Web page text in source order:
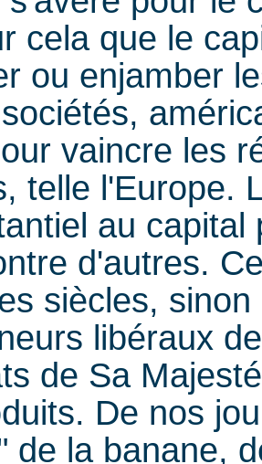
cela que le
ou enjamber
vaincre les
telle l'Europe.
au
d'autres.
siècles,
libéraux
de Sa
De nos
de la banane,